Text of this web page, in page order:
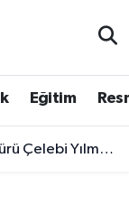
Eğitim
Ziyaret ve Üretim İncelemesi